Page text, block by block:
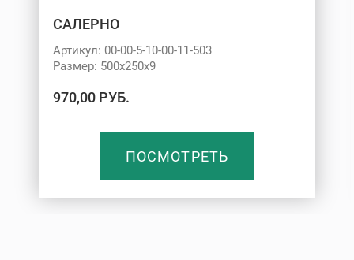
САЛЕРНО
Артикул: 00-00-5-10-00-11-503
Размер: 500х250х9
970,00 РУБ.
ПОСМОТРЕТЬ